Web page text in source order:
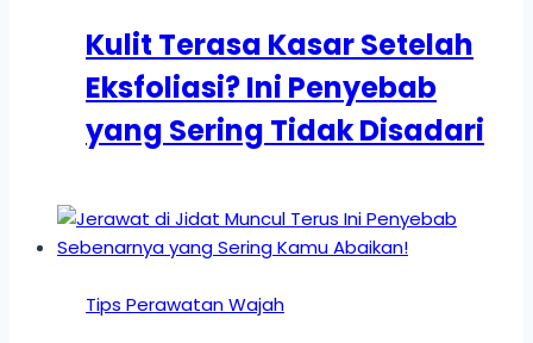
Kulit Terasa Kasar Setelah
Eksfoliasi? Ini Penyebab
yang Sering Tidak Disadari
Tips Perawatan Wajah